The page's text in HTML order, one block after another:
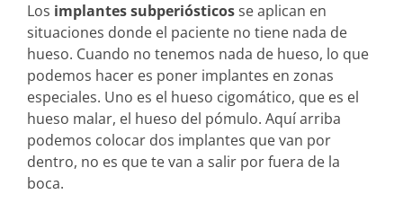
Los implantes subperiósticosse aplican en
situaciones donde el paciente no tiene nada de
hueso. Cuando no tenemos nada de hueso, lo que
podemos hacer es poner implantes en zonas
especiales. Uno es el hueso cigomático, que es el
hueso malar, el hueso del pómulo. Aquí arriba
podemos colocar dos implantes que van por
dentro, no es que te van a salir por fuera de la
boca.